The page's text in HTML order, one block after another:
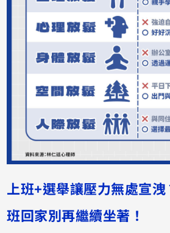
上班+選舉讓壓力無處宣
班回家別再繼續坐著！